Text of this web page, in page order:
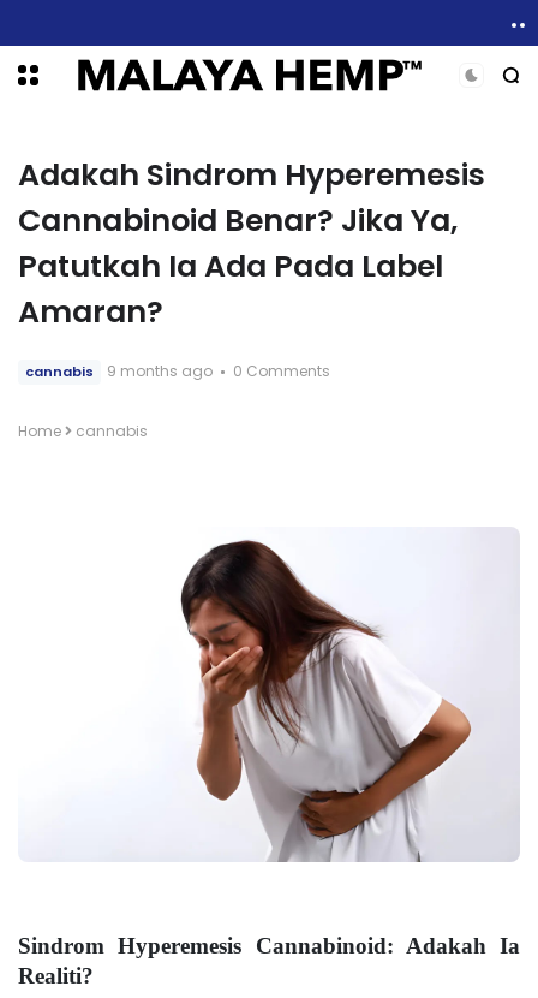
Adakah Sindrom Hyperemesis
Cannabinoid Benar? Jika Ya,
Patutkah Ia Ada Pada Label
Amaran?
cannabis 9 months ago 0 Comments
Home cannabis
Sindrom Hyperemesis Cannabinoid: Adakah Ia
Realiti?